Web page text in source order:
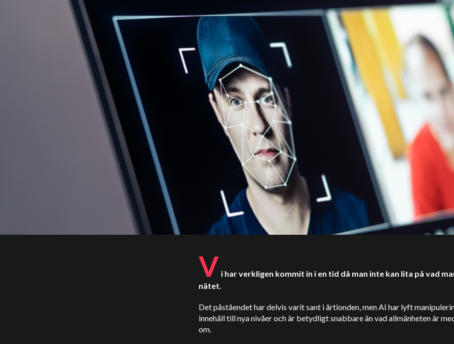
V i har verkligen kommit in i en tid då man inte kan lita på vad
nätet.
Det påståendet har delvis varit sant i årtionden, men AI har lyft
innehåll till nya nivåer och är betydligt snabbare än vad allmänheten är
om.